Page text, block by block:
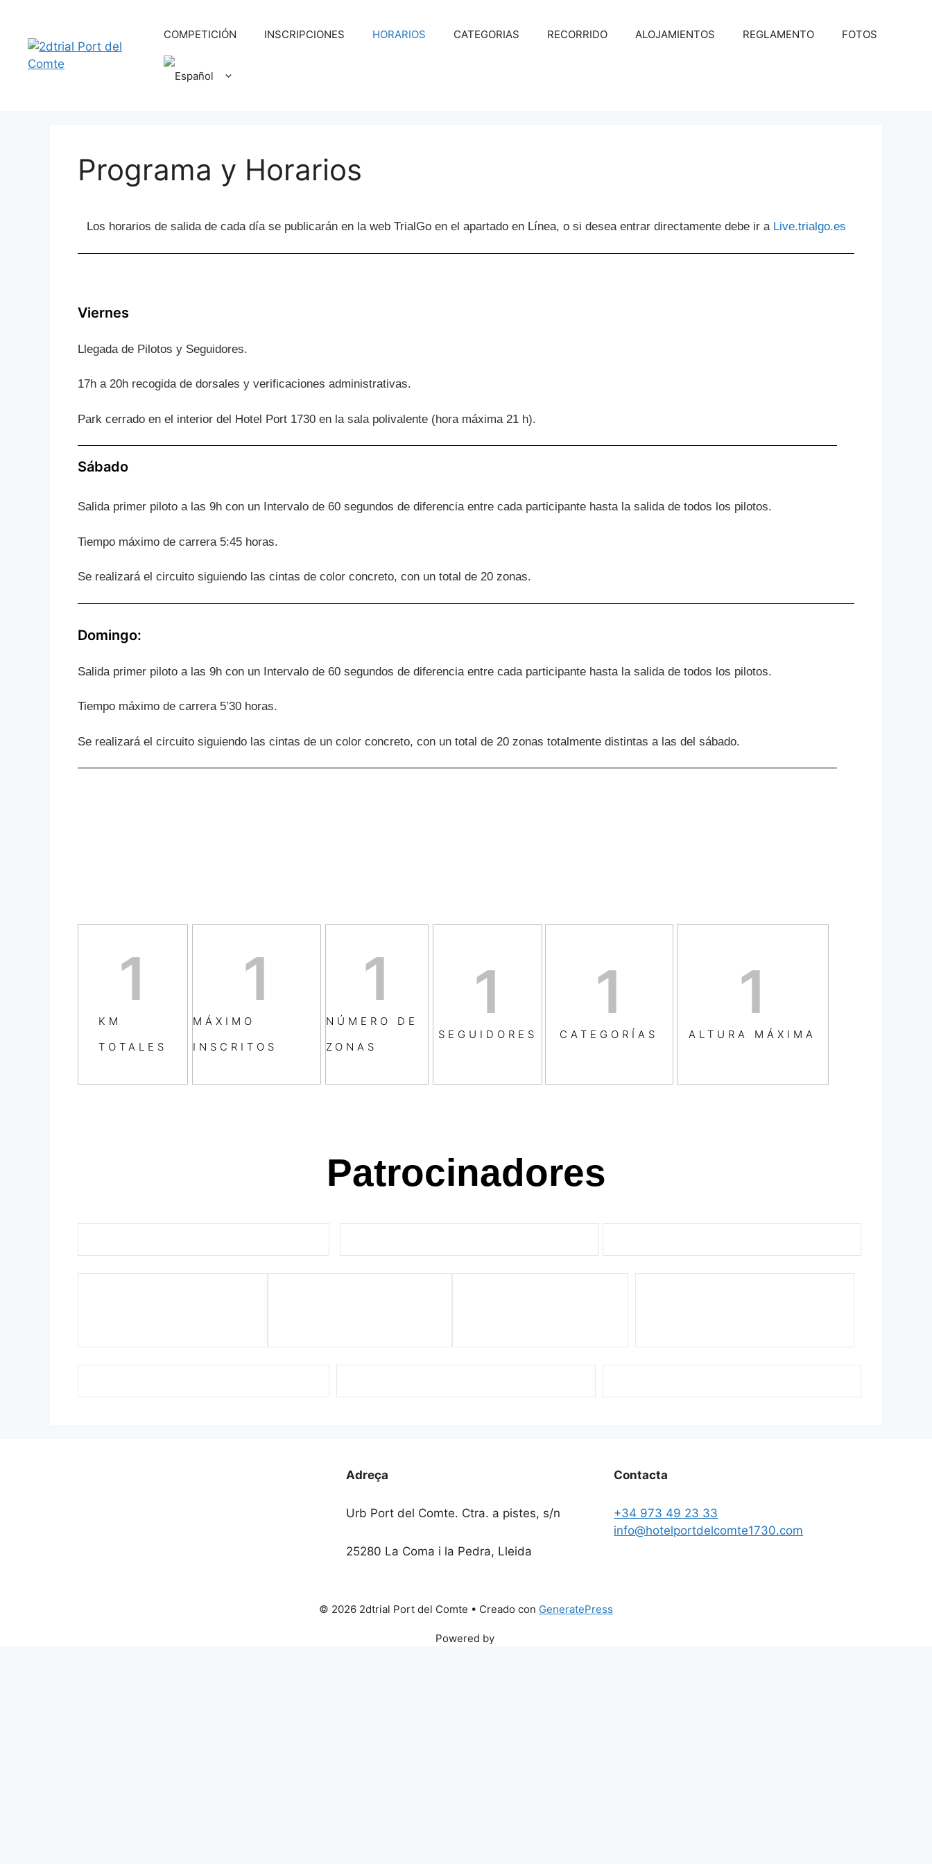
COMPETICIÓN INSCRIPCIONES HORARIOS CATEGORIAS RECORRIDO ALOJAMIENTOS REGLAMENTO FOTOS
Programa y Horarios
Los horarios de salida de cada día se publicarán en la web TrialGo en el apartado en Línea, o si desea entrar directamente debe ir a Live.trialgo.es
Viernes
Llegada de Pilotos y Seguidores.
17h a 20h recogida de dorsales y verificaciones administrativas.
Park cerrado en el interior del Hotel Port 1730 en la sala polivalente (hora máxima 21 h).
Sábado
Salida primer piloto a las 9h con un Intervalo de 60 segundos de diferencia entre cada participante hasta la salida de todos los pilotos.
Tiempo máximo de carrera 5:45 horas.
Se realizará el circuito siguiendo las cintas de color concreto, con un total de 20 zonas.
Domingo:
Salida primer piloto a las 9h con un Intervalo de 60 segundos de diferencia entre cada participante hasta la salida de todos los pilotos.
Tiempo máximo de carrera 5’30 horas.
Se realizará el circuito siguiendo las cintas de un color concreto, con un total de 20 zonas totalmente distintas a las del sábado.
KM
TOTALES
1
MÁXIMO
INSCRITOS
1
NÚMERO DE
ZONAS
1
SEGUIDORES
1
CATEGORÍAS
1
ALTURA MÁXIMA
1
Patrocinadores
Adreça
Urb Port del Comte. Ctra. a pistes, s/n
25280 La Coma i la Pedra, Lleida
Contacta
+34 973 49 23 33
info@hotelportdelcomte1730.com
© 2026 2dtrial Port del Comte • Creado con GeneratePress
Powered by